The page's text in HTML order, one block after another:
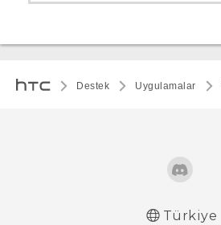
Destek Uygulamalar
Türkiye